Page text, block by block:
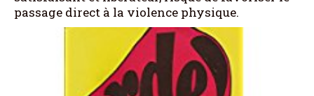
passage direct à la violence physique.